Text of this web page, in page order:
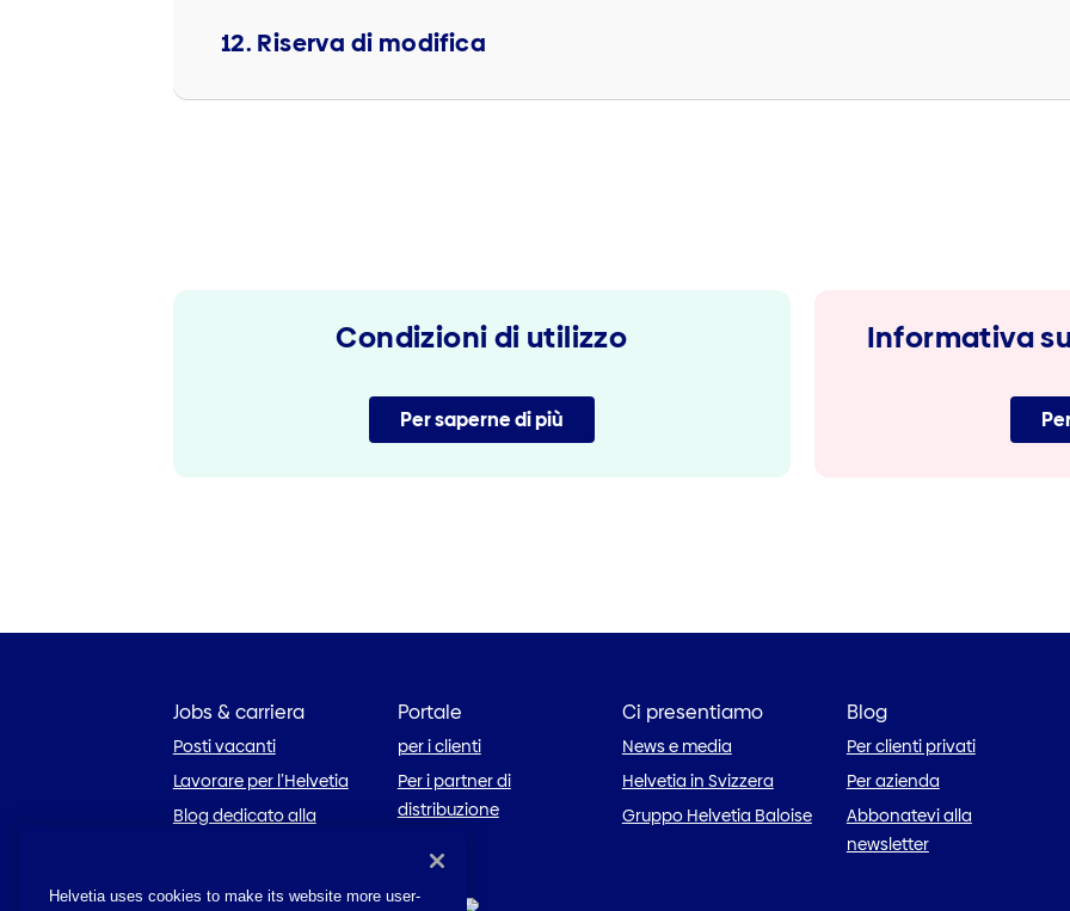
12. Riserva di modifica
Condizioni di utilizzo
Per saperne di più
Informativa
Jobs & carriera
Posti vacanti
Lavorare per l’Helvetia
Blog dedicato alla
Portale
per i clienti
Per i partner di
distribuzione
Ci presentiamo
News e media
Helvetia in Svizzera
Gruppo Helvetia Baloise
Blog
Per clienti privati
Per azienda
Abbonatevi alla
newsletter
Helvetia uses cookies to make its website more user-